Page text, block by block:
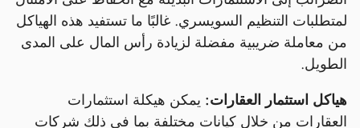
لمتطلبات التنظيم السويسري. غالبًا ما تستفيد هذه الهياكل
من معاملة ضريبية مفضلة لزيادة رأس المال على المدى
الطويل.
هياكل استثمار العقارات: يمكن هيكلة استثمارات
العقارات من خلال كيانات مختلفة بما في ذلك شركات